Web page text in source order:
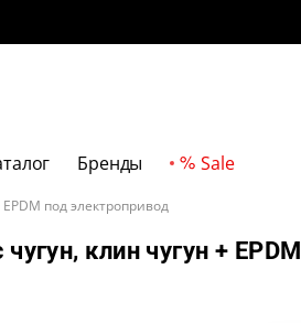
Бренды Sale
под электропривод
клин чугун + EPDM